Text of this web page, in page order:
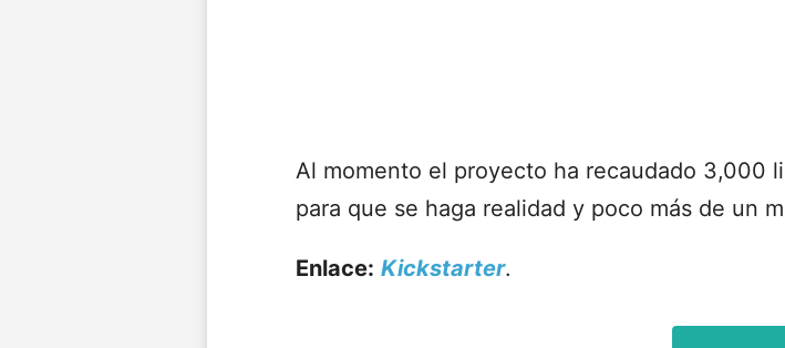
Al momento el proyecto ha recaudado 3,000
para que se haga realidad y poco más de un
Enlace: Kickstarter.